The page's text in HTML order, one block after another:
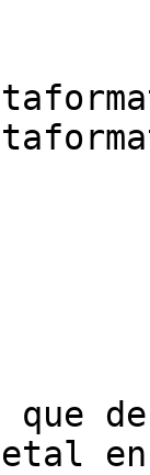
que
en